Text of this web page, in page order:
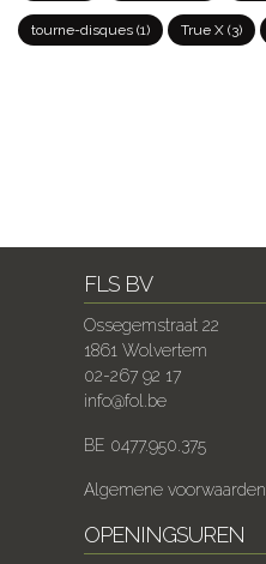
tourne-disques (1) True X (3)
FLS BV
Ossegemstraat 22
1861 Wolvertem
02-267 92 17
info@fol.be
BE 0477.950.375
Algemene voorwaarden
OPENINGSUREN